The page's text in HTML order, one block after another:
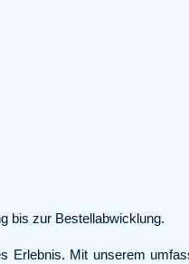
bis zur Bestellabwicklung.
Mit unserem